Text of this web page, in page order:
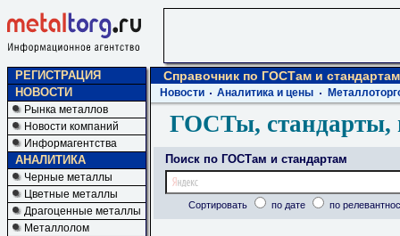
РЕГИСТРАЦИЯ
НОВОСТИ
Рынка металлов
Новости компаний
Информагентства
АНАЛИТИКА
Черные металлы
Цветные металлы
Драгоценные металлы
Металлолом
Справочник по ГОСТам и стандартам
Новости Аналитика и цены
ГОСТы, стандарты,
Поиск по ГОСТам и стандартам
Сортировать по дате по